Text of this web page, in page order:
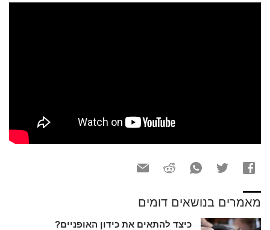
מאמרים בנושאים דומים
כיצד להתאים את כידון האופניים?